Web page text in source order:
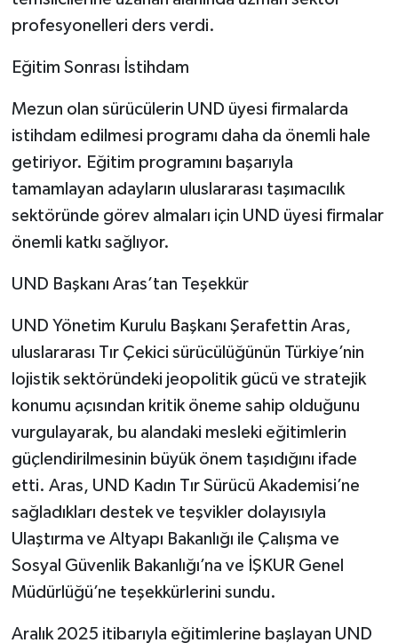
profesyonelleri ders verdi.
Eğitim Sonrası İstihdam
Mezun olan sürücülerin UND üyesi firmalarda
istihdam edilmesi programı daha da önemli hale
getiriyor. Eğitim programını başarıyla
tamamlayan adayların uluslararası taşımacılık
sektöründe görev almaları için UND üyesi firmalar
önemli katkı sağlıyor.
UND Başkanı Aras’tan Teşekkür
UND Yönetim Kurulu Başkanı Şerafettin Aras,
uluslararası Tır Çekici sürücülüğünün Türkiye’nin
lojistik sektöründeki jeopolitik gücü ve stratejik
konumu açısından kritik öneme sahip olduğunu
vurgulayarak, bu alandaki mesleki eğitimlerin
güçlendirilmesinin büyük önem taşıdığını ifade
etti. Aras, UND Kadın Tır Sürücü Akademisi’ne
sağladıkları destek ve teşvikler dolayısıyla
Ulaştırma ve Altyapı Bakanlığı ile Çalışma ve
Sosyal Güvenlik Bakanlığı’na ve İŞKUR Genel
Müdürlüğü’ne teşekkürlerini sundu.
Aralık 2025 itibarıyla eğitimlerine başlayan UND